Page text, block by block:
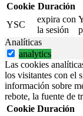
Cookie Duración
YSC
expira con
la sesión
Analíticas
analytics
Las cookies
los visitantes con el
información sobre
rebote, la fuente de
Cookie Duración